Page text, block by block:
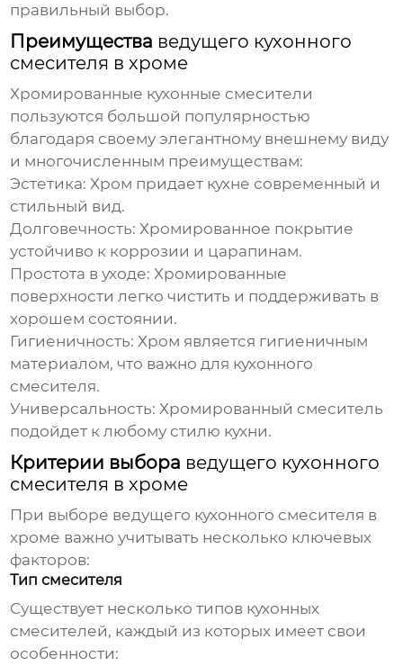
правильный выбор.
Преимущества ведущего кухонного
смесителя в хроме
Хромированные кухонные смесители
пользуются большой популярностью
благодаря своему элегантному внешнему виду
и многочисленным преимуществам:
Эстетика: Хром придает кухне современный и
стильный вид.
Долговечность: Хромированное покрытие
устойчиво к коррозии и царапинам.
Простота в уходе: Хромированные
поверхности легко чистить и поддерживать в
хорошем состоянии.
Гигиеничность: Хром является гигиеничным
материалом, что важно для кухонного
смесителя.
Универсальность: Хромированный смеситель
подойдет к любому стилю кухни.
Критерии выбора ведущего кухонного
смесителя в хроме
При выборе ведущего кухонного смесителя в
хроме важно учитывать несколько ключевых
факторов:
Тип смесителя
Существует несколько типов кухонных
смесителей, каждый из которых имеет свои
особенности: